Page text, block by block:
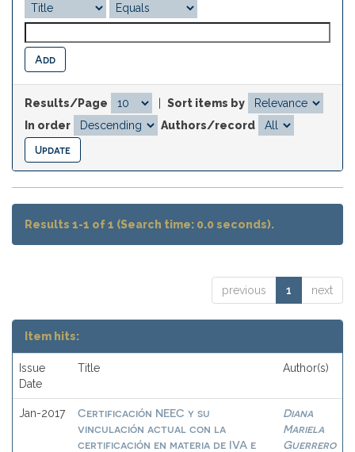
Results/Page
Sort items by
In order
Authors/record
Results 1-1 of 1 (Search time: 0.0 seconds).
previous 1 next
Item hits:
Issue
Date
Title Author(s)
Jan-2017
Certificación NEEC y su
vinculación actual con la
certificación en materia de IVA e
Diana
Mariela
Guerrero